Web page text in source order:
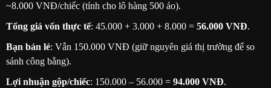
~8.000 VNĐ/chiếc (tính cho lô hàng 500 áo).
Tổng giá vốn thực tế: 45.000 + 3.000 + 8.000 = 56.000 VNĐ.
Bạn bán lẻ: Vẫn 150.000 VNĐ (giữ nguyên giá thị trường để so
sánh công bằng).
Lợi nhuận gộp/chiếc: 150.000 – 56.000 = 94.000 VNĐ.